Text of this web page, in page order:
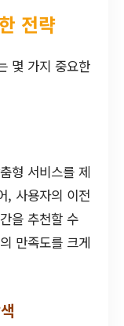
전략
몇 가지 중요한
형 서비스를 제
, 사용자의 이전
을 추천할 수
만족도를 크게